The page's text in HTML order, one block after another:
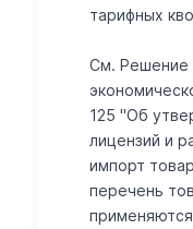
тарифных
См. Решение
125 "Об
лицензий и
импорт
перечень